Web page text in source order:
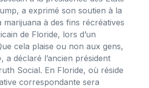
a exprimé son soutien à la
marijuana à des fins récréatives
de Floride, lors d’un
cela plaise ou non aux gens,
a déclaré l’ancien président
Social. En Floride, où réside
correspondante sera